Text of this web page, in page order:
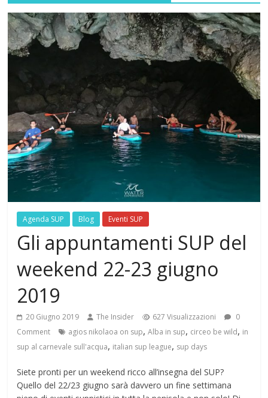
Agenda SUP Blog Eventi SUP
Gli appuntamenti SUP del
weekend 22-23 giugno
2019
20 Giugno 2019 The Insider 627 Visualizzazioni
0
Comment
agios nikolaoa on sup,Alba in sup, circeo be wild, in
sup al carnevale sull'acqua, italian sup league, sup days
Siete pronti per un weekend ricco all’insegna del SUP?
Quello del 22/23 giugno sarà davvero un fine settimana